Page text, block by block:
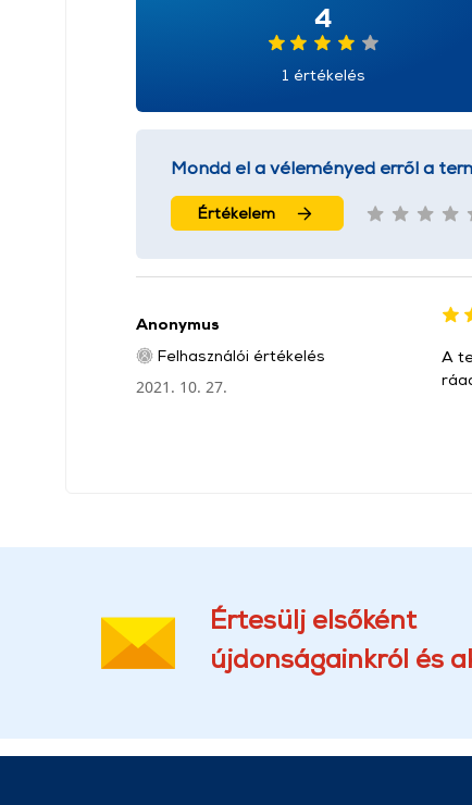
4
1 értékelés
Mondd el a véleményed erről a
Értékelem
Anonymus
Felhasználói értékelés
2021. 10. 27.
A
Értesülj elsőként
újdonságainkról és